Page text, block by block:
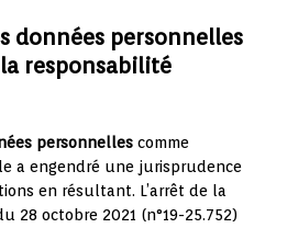
données personnelles
responsabilité
personnelles comme
a engendré une jurisprudence
en résultant. L’arrêt de la
28 octobre 2021 (n°19-25.752)